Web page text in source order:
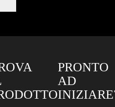
PRONTO
AD